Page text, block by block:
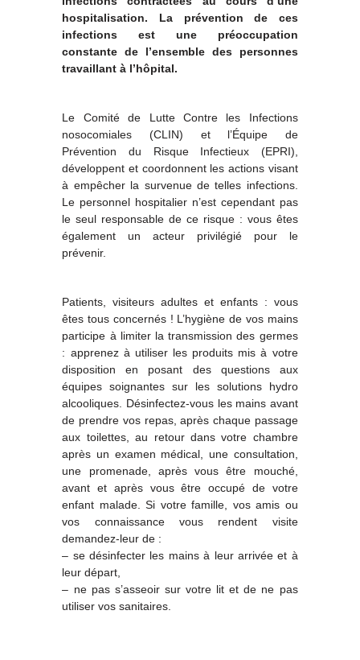
hospitalisation. La prévention de ces
infections est une préoccupation
constante de l’ensemble des personnes
travaillant à l’hôpital.
Le Comité de Lutte Contre les Infections
nosocomiales (CLIN) et l’Équipe de
Prévention du Risque Infectieux (EPRI),
développent et coordonnent les actions visant
à empêcher la survenue de telles infections.
Le personnel hospitalier n’est cependant pas
le seul responsable de ce risque : vous êtes
également un acteur privilégié pour le
prévenir.
Patients, visiteurs adultes et enfants : vous
êtes tous concernés ! L’hygiène de vos mains
participe à limiter la transmission des germes
: apprenez à utiliser les produits mis à votre
disposition en posant des questions aux
équipes soignantes sur les solutions hydro
alcooliques. Désinfectez-vous les mains avant
de prendre vos repas, après chaque passage
aux toilettes, au retour dans votre chambre
après un examen médical, une consultation,
une promenade, après vous être mouché,
avant et après vous être occupé de votre
enfant malade. Si votre famille, vos amis ou
vos connaissance vous rendent visite
demandez-leur de :
– se désinfecter les mains à leur arrivée et à
leur départ,
– ne pas s’asseoir sur votre lit et de ne pas
utiliser vos sanitaires.